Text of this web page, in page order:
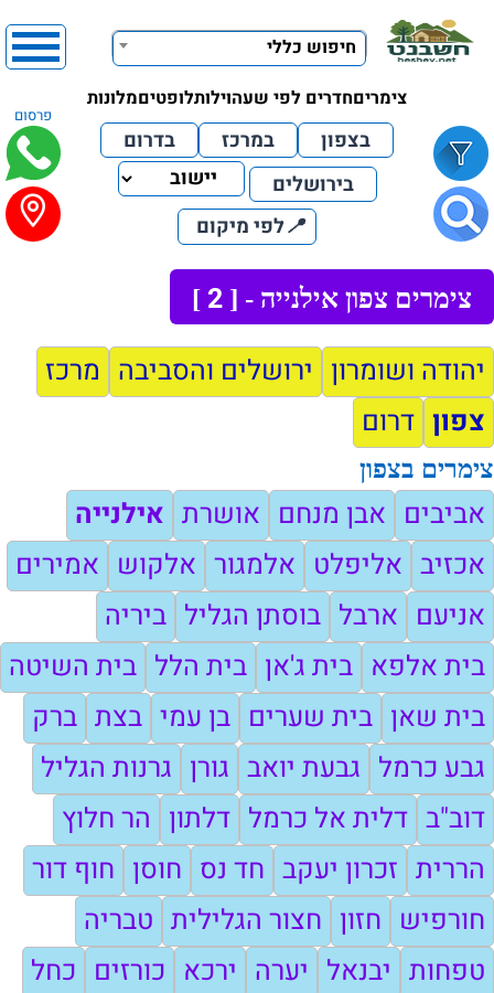
חיפוש כללי
צימריםחדרים לפי שעהוילותלופטיםמלונות
פרסום
בצפון במרכז
בדרום
בירושלים
📍לפי מיקום
צימרים צפון אילנייה - [ 2
]
יהודה ושומרון ירושלים והסביבה מרכז
צפון דרום
צימרים בצפון
אביבים אבן מנחם אושרת אילנייה
אכזיב אליפלט אלמגור אלקוש אמירים
אניעם ארבל בוסתן הגליל ביריה
בית אלפא בית ג'אן בית הלל בית השיטה
בית שאן בית שערים בן עמי בצת ברק
גבע כרמל גבעת יואב גורן גרנות הגליל
דוב"ב דלית אל כרמל דלתון הר חלוץ
הררית זכרון יעקב חד נס חוסן חוף דור
חורפיש חזון חצור הגלילית טבריה
טפחות יבנאל יערה ירכא כורזים כחל